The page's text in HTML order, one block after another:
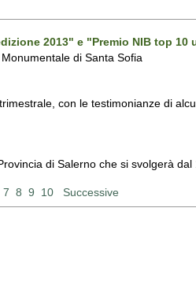
2013" e "Premio NIB top 10
di Santa Sofia
con le testimonianze di
di Salerno che si svolgerà
7 8 9 10 Successive